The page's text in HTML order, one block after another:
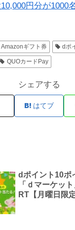
円分が1000
Amazonギフト券 dポ
QUOカードPay
シェアする
はてブ
dポイント10ポ
「ｄマーケッ
RT【月曜日限